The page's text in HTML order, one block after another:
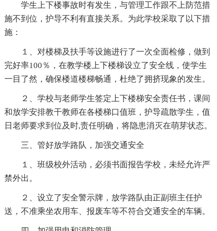
学生上下楼事故时有发生，与管理工作跟不上防范措
施不到位，护导不利有直接关系。为此学校采取了以下措
施：
１、对楼梯及扶手等设施进行了一次全面检修，做到
完好率100％，在教学楼上下楼梯设立了安全线，使学生
一目了然，确保楼道楼梯畅通，杜绝了拥挤现象的发生。
２、学校与老师学生签定上下楼梯安全责任书，课间
和放学安排教干教师在各楼梯口值班，护导疏散学生，值
日老师要求到位及时,责任明确，将隐患消灭在萌芽状态。
三、管好放学路队，加强交通安全
１、班级校外活动，必须书面报告学校，未经允许严
禁外出。
２、设立了安全警示牌，放学路队由正副班主任护
送，不准乘坐农用车、报废车等不符合交通安全的车辆。